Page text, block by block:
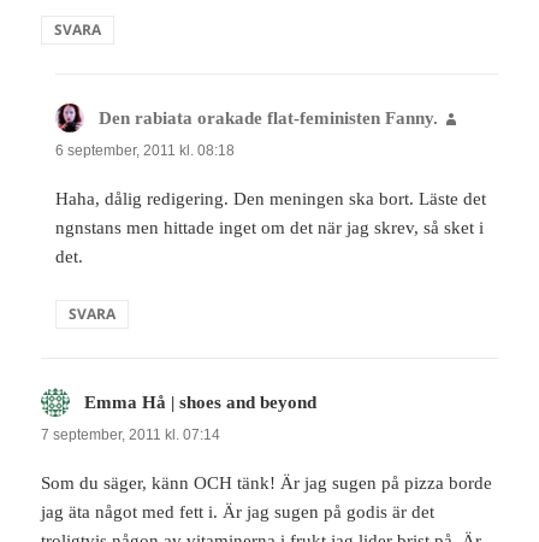
SVARA
Den rabiata orakade flat-feministen Fanny.
6 september, 2011 kl. 08:18
Haha, dålig redigering. Den meningen ska bort. Läste det
ngnstans men hittade inget om det när jag skrev, så sket i
det.
SVARA
Emma Hå | shoes and beyond
7 september, 2011 kl. 07:14
Som du säger, känn OCH tänk! Är jag sugen på pizza borde
jag äta något med fett i. Är jag sugen på godis är det